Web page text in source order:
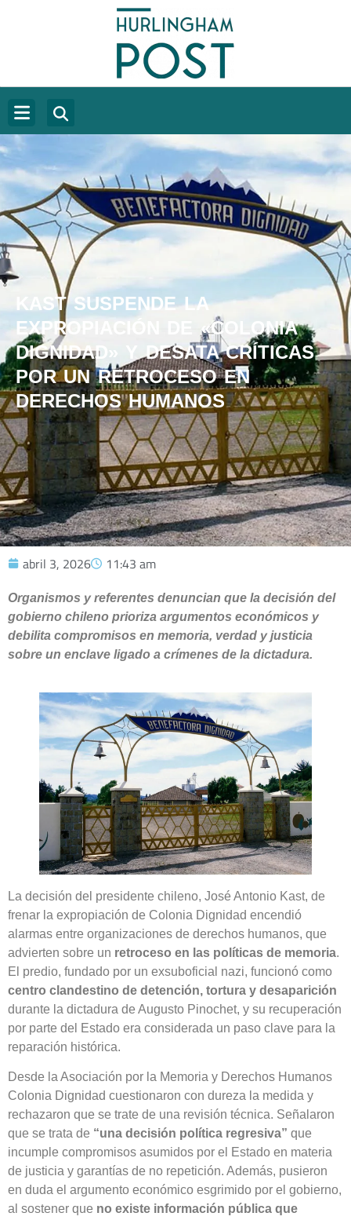
KAST SUSPENDE LA
EXPROPIACIÓN DE «COLONIA
DIGNIDAD» Y DESATA CRÍTICAS
POR UN RETROCESO EN
DERECHOS HUMANOS
abril 3, 2026 11:43 am
Organismos y referentes denuncian que la decisión del
gobierno chileno prioriza argumentos económicos y
debilita compromisos en memoria, verdad y justicia
sobre un enclave ligado a crímenes de la dictadura.
La decisión del presidente chileno, José Antonio Kast, de
frenar la expropiación de Colonia Dignidad encendió
alarmas entre organizaciones de derechos humanos, que
advierten sobre un retroceso en las políticas de memoria.
El predio, fundado por un exsuboficial nazi, funcionó como
centro clandestino de detención, tortura y desaparición
durante la dictadura de Augusto Pinochet, y su recuperación
por parte del Estado era considerada un paso clave para la
reparación histórica.
Desde la Asociación por la Memoria y Derechos Humanos
Colonia Dignidad cuestionaron con dureza la medida y
rechazaron que se trate de una revisión técnica. Señalaron
que se trata de “una decisión política regresiva” que
incumple compromisos asumidos por el Estado en materia
de justicia y garantías de no repetición. Además, pusieron
en duda el argumento económico esgrimido por el gobierno,
al sostener que no existe información pública que